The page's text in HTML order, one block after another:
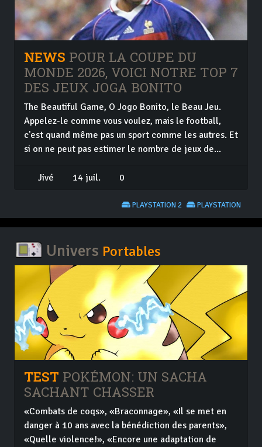
NEWS POUR LA COUPE DU
MONDE 2026, VOICI NOTRE TOP 7
DES JEUX JOGA BONITO
The Beautiful Game, O Jogo Bonito, le Beau Jeu.
Appelez-le comme vous voulez, mais le football,
c'est quand même pas un sport comme les autres. Et
si on ne peut pas estimer le nombre de jeux de...
Jivé 14 juil. 0
PLAYSTATION
PLAYSTATION 2
Univers Portables
TEST POKÉMON: UN SACHA
SACHANT CHASSER
«Combats de coqs», «Braconnage», «Il se met en
danger à 10 ans avec la bénédiction des parents»,
«Quelle violence!», «Encore une adaptation de